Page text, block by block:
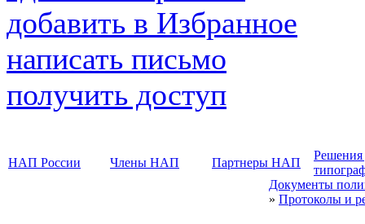
добавить в Избранное
написать письмо
получить доступ
НАП России Члены НАП Партнеры НАП
Решения
Документы
» Протоколы и